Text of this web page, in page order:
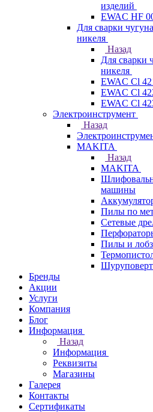
изделий
EWAC HF
Для сварки
никеля
Назад
Для сварки
никеля
EWAC Cl
EWAC Cl
EWAC Cl
Электроинструмент
Назад
МAKITA
Назад
МAKITA
машины
Пилы по
Сетевые
Пилы и
Бренды
Акции
Услуги
Компания
Блог
Информация
Назад
Информация
Реквизиты
Магазины
Галерея
Контакты
Сертификаты